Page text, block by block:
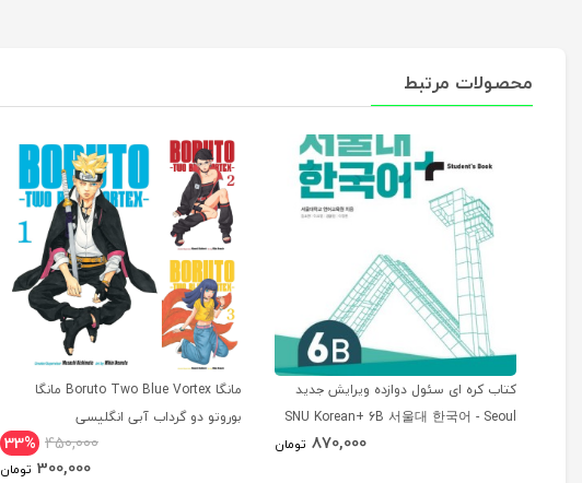
محصولات مرتبط
کتاب کره ای سئول دوازده ویرایش جدید
SNU Korean+ 6B 서울대 한국어 - Seoul
870,000 تومان
مانگا Boruto Two Blue Vortex مانگا
بوروتو دو گرداب آبی انگلیسی
33% 450,000
300,000 تومان